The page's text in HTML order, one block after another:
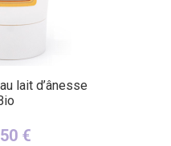
lait d’ânesse
€